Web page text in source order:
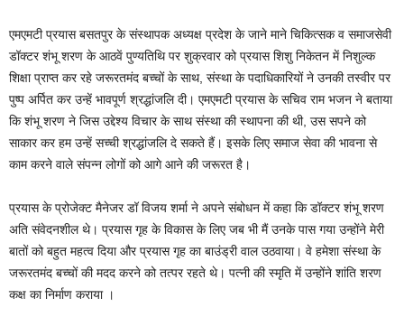
एमएमटी प्रयास बसतपुर के संस्थापक अध्यक्ष प्रदेश के जाने माने चिकित्सक व समाजसेवी
डॉक्टर शंभू शरण के आठवें पुण्यतिथि पर शुक्रवार को प्रयास शिशु निकेतन में निशुल्क
शिक्षा प्राप्त कर रहे जरूरतमंद बच्चों के साथ, संस्था के पदाधिकारियों ने उनकी तस्वीर पर
पुष्प अर्पित कर उन्हें भावपूर्ण श्रद्धांजलि दी। एमएमटी प्रयास के सचिव राम भजन ने बताया
कि शंभू शरण ने जिस उद्देश्य विचार के साथ संस्था की स्थापना की थी, उस सपने को
साकार कर हम उन्हें सच्ची श्रद्धांजलि दे सकते हैं। इसके लिए समाज सेवा की भावना से
काम करने वाले संपन्न लोगों को आगे आने की जरूरत है।
प्रयास के प्रोजेक्ट मैनेजर डॉ विजय शर्मा ने अपने संबोधन में कहा कि डॉक्टर शंभू शरण
अति संवेदनशील थे। प्रयास गृह के विकास के लिए जब भी मैं उनके पास गया उन्होंने मेरी
बातों को बहुत महत्व दिया और प्रयास गृह का बाउंड्री वाल उठवाया। वे हमेशा संस्था के
जरूरतमंद बच्चों की मदद करने को तत्पर रहते थे। पत्नी की स्मृति में उन्होंने शांति शरण
कक्ष का निर्माण कराया ।